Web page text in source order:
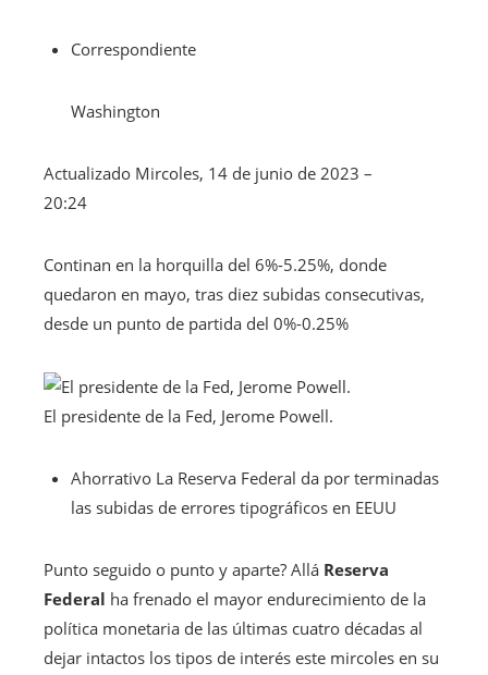
Correspondiente
Washington
Actualizado Mircoles, 14 de junio de 2023 –
20:24
Continan en la horquilla del 6%-5.25%, donde
quedaron en mayo, tras diez subidas consecutivas,
desde un punto de partida del 0%-0.25%
El presidente de la Fed, Jerome Powell.
Ahorrativo La Reserva Federal da por terminadas
las subidas de errores tipográficos en EEUU
Punto seguido o punto y aparte? Allá Reserva
Federal ha frenado el mayor endurecimiento de la
política monetaria de las últimas cuatro décadas al
dejar intactos los tipos de interés este mircoles en su